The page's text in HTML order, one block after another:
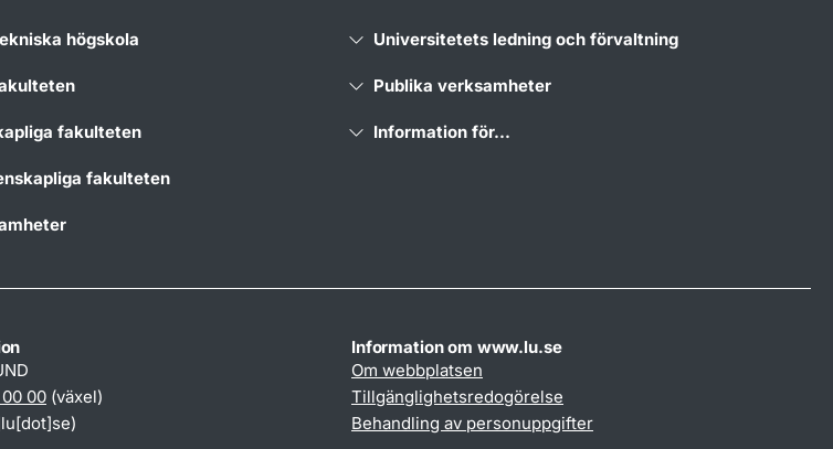
högskola
fakulteten
fakulteten
Universitetets ledning och förvaltning
Publika verksamheter
Information för...
00 (växel)
Information om www.lu.se
Om webbplatsen
Tillgänglighetsredogörelse
Behandling av personuppgifter